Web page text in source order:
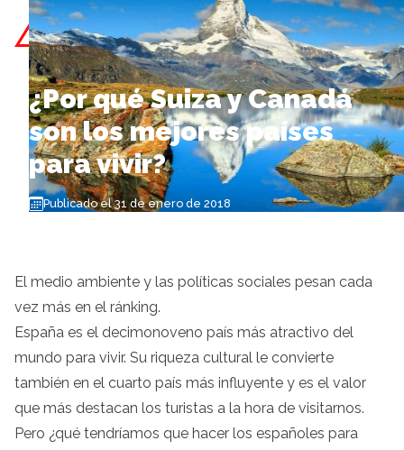
Skip to content
¿Por qué Suiza y Canadá
son los mejores países
para vivir?
Publicado el 31 de enero de 2018
El medio ambiente y las políticas sociales pesan cada
vez más en el ránking.
España es el decimonoveno país más atractivo del
mundo para vivir. Su riqueza cultural le convierte
también en el cuarto país más influyente y es el valor
que más destacan los turistas a la hora de visitarnos.
Pero ¿qué tendríamos que hacer los españoles para